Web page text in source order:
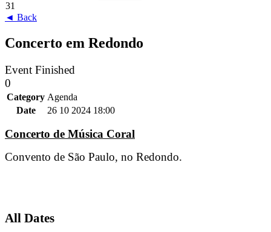
31
◄ Back
Concerto em Redondo
Event Finished
0
Category Agenda
Date
26 10 2024 18:00
Concerto de Música Coral
Convento de São Paulo, no Redondo.
All Dates